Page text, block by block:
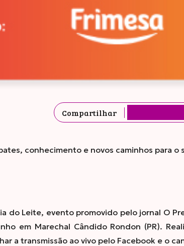
Compartilhar
conhecimento e novos caminhos para o
do Leite, evento promovido pelo jornal O
em Marechal Cândido Rondon (PR).
a transmissão ao vivo pelo Facebook e o